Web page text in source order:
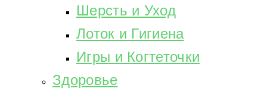
Шерсть и Уход
Лоток и Гигиена
Игры и Когтеточки
Здоровье